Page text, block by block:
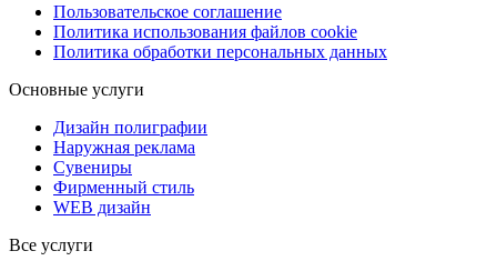
Пользовательское соглашение
Политика использования файлов cookie
Политика обработки персональных данных
Основные услуги
Дизайн полиграфии
Наружная реклама
Сувениры
Фирменный стиль
WEB дизайн
Все услуги